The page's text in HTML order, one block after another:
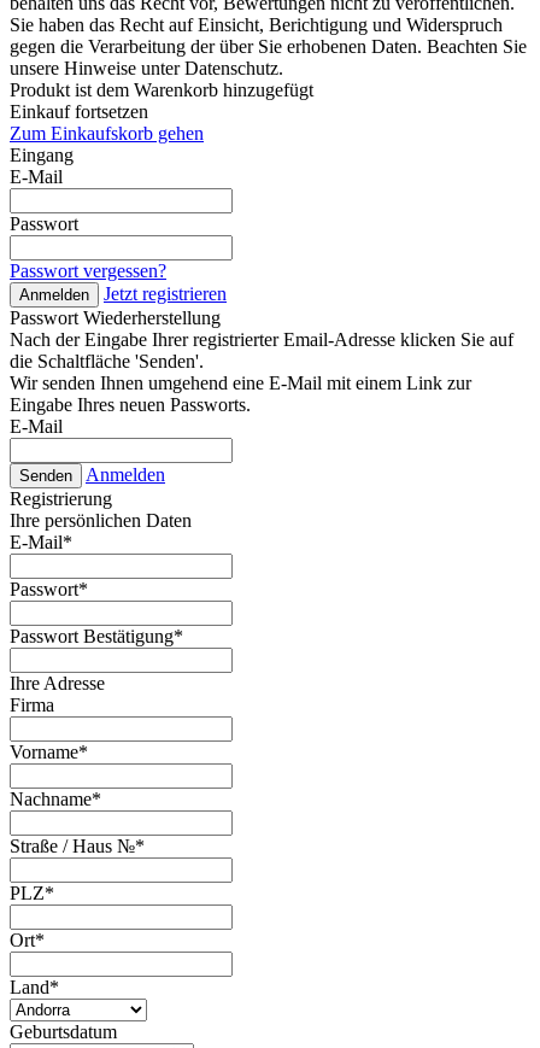
Sie haben das Recht auf Einsicht, Berichtigung und Widerspruch
gegen die Verarbeitung der über Sie erhobenen Daten. Beachten Sie
unsere Hinweise unter Datenschutz.
Produkt ist dem Warenkorb hinzugefügt
Einkauf fortsetzen
Zum Einkaufskorb gehen
Eingang
E-Mail
Passwort
Passwort vergessen?
Anmelden
Jetzt registrieren
Passwort Wiederherstellung
Nach der Eingabe Ihrer registrierter Email-Adresse klicken Sie auf
die Schaltfläche 'Senden'.
Wir senden Ihnen umgehend eine E-Mail mit einem Link zur
Eingabe Ihres neuen Passworts.
E-Mail
Senden
Anmelden
Registrierung
Ihre persönlichen Daten
E-Mail*
Passwort*
Passwort Bestätigung*
Ihre Adresse
Firma
Vorname*
Nachname*
Straße / Haus №*
PLZ*
Ort*
Land*
Geburtsdatum